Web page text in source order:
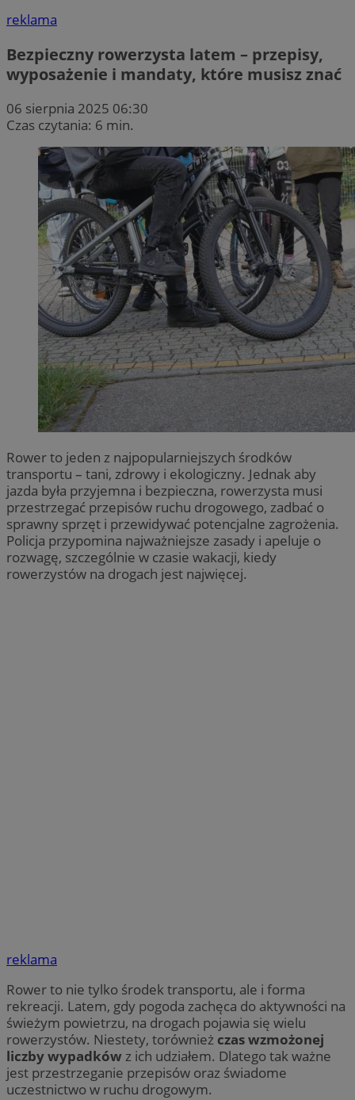
reklama
Bezpieczny rowerzysta latem – przepisy,
wyposażenie i mandaty, które musisz znać
06 sierpnia 2025 06:30
Czas czytania: 6 min.
Rower to jeden z najpopularniejszych środków
transportu – tani, zdrowy i ekologiczny. Jednak aby
jazda była przyjemna i bezpieczna, rowerzysta musi
przestrzegać przepisów ruchu drogowego, zadbać o
sprawny sprzęt i przewidywać potencjalne zagrożenia.
Policja przypomina najważniejsze zasady i apeluje o
rozwagę, szczególnie w czasie wakacji, kiedy
rowerzystów na drogach jest najwięcej.
reklama
Rower to nie tylko środek transportu, ale i forma
rekreacji. Latem, gdy pogoda zachęca do aktywności na
świeżym powietrzu, na drogach pojawia się wielu
rowerzystów. Niestety, torównież czas wzmożonej
liczby wypadków z ich udziałem. Dlatego tak ważne
jest przestrzeganie przepisów oraz świadome
uczestnictwo w ruchu drogowym.